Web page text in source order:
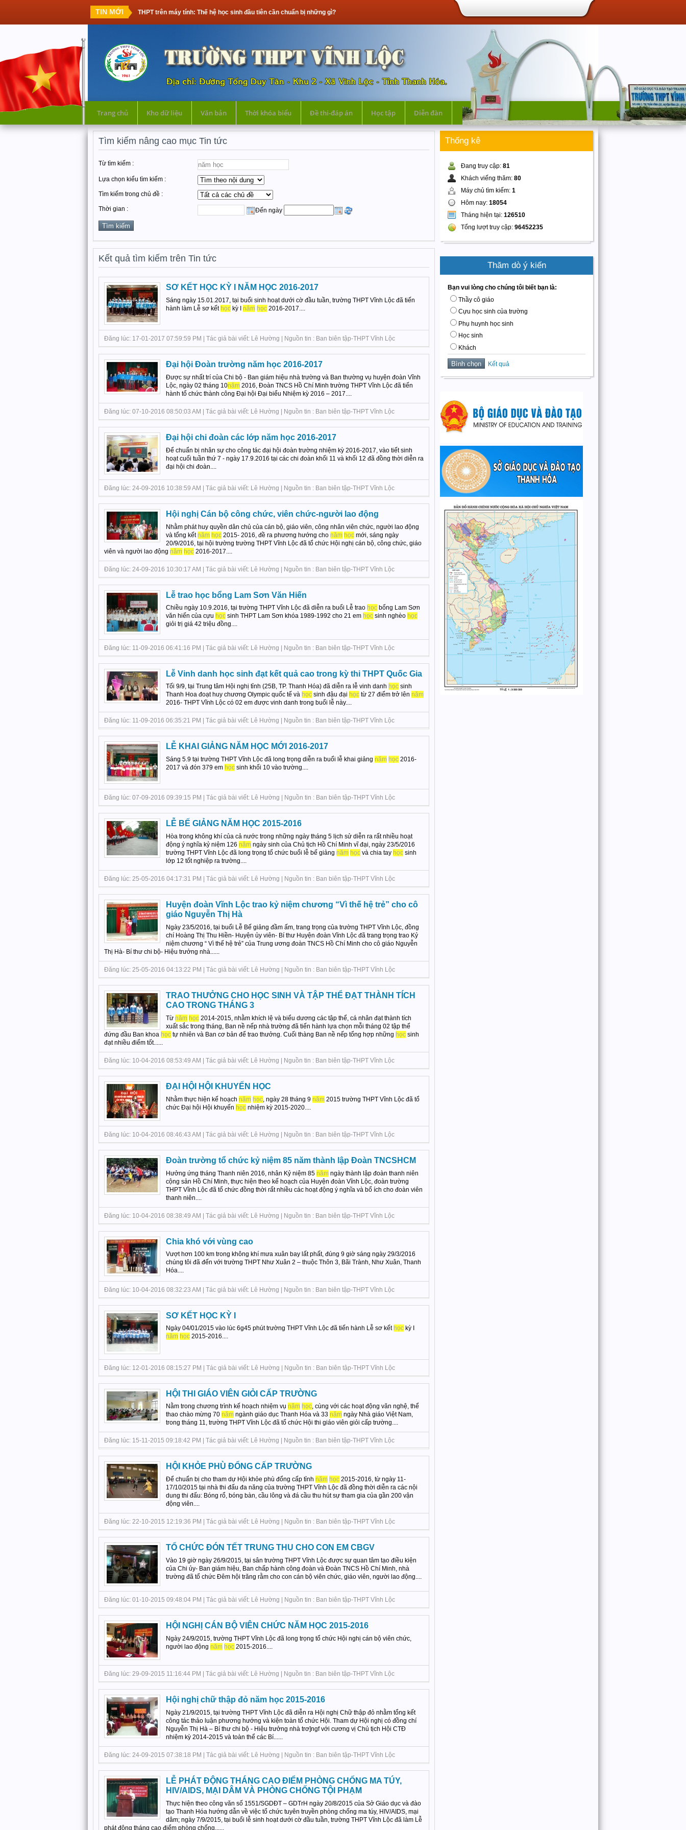
TIN MỚI
Thi tốt nghiệp THPT trên máy tính: Thế hệ học sinh đầu tiên cần chuẩn bị những gì?
Trang chủ Kho dữ liệu Văn bản Thời khóa biểu Đề thi-đáp án Học tập Diễn đàn
Tìm kiếm nâng cao mục Tin tức
Từ tìm kiếm :
Lựa chọn kiểu tìm kiếm :
Tìm kiếm trong chủ đề :
Thời gian : Đến ngày
Kết quả tìm kiếm trên Tin tức
SƠ KẾT HỌC KỲ I NĂM HỌC 2016-2017
Sáng ngày 15.01.2017, tại buổi sinh hoạt dưới cờ đầu tuần, trường THPT Vĩnh Lộc đã tiến
hành làm Lễ sơ kết họckỳ I năm học2016-2017....
Đăng lúc: 17-01-2017 07:59:59 PM | Tác giả bài viết: Lê Hường | Nguồn tin : Ban biên tập-THPT Vĩnh Lộc
Đại hội Đoàn trường năm học 2016-2017
Được sự nhất trí của Chi bộ - Ban giám hiệu nhà trường và Ban thường vụ huyện đoàn Vĩnh
Lộc, ngày 02 tháng 10năm 2016, Đoàn TNCS Hồ Chí Minh trường THPT Vĩnh Lộc đã tiến
hành tổ chức thành công Đại hội Đại biểu Nhiệm kỳ 2016 – 2017....
Đăng lúc: 07-10-2016 08:50:03 AM | Tác giả bài viết: Lê Hường | Nguồn tin : Ban biên tập-THPT Vĩnh Lộc
Đại hội chi đoàn các lớp năm học 2016-2017
Để chuẩn bị nhân sự cho công tác đại hội đoàn trường nhiệm kỳ 2016-2017, vào tiết sinh
hoạt cuối tuần thứ 7 - ngày 17.9.2016 tại các chi đoàn khối 11 và khối 12 đã đồng thời diễn ra
đại hội chi đoàn....
Đăng lúc: 24-09-2016 10:38:59 AM | Tác giả bài viết: Lê Hường | Nguồn tin : Ban biên tập-THPT Vĩnh Lộc
Hội nghị Cán bộ công chức, viên chức-người lao động
Nhằm phát huy quyền dân chủ của cán bộ, giáo viên, công nhân viên chức, người lao động
và tổng kết năm học2015- 2016, đề ra phương hướng cho năm họcmới, sáng ngày
20/9/2016, tại hội trường trường THPT Vĩnh Lộc đã tổ chức Hội nghị cán bộ, công chức, giáo
viên và người lao động năm học 2016-2017....
Đăng lúc: 24-09-2016 10:30:17 AM | Tác giả bài viết: Lê Hường | Nguồn tin : Ban biên tập-THPT Vĩnh Lộc
Lễ trao học bổng Lam Sơn Văn Hiến
Chiều ngày 10.9.2016, tại trường THPT Vĩnh Lộc đã diễn ra buổi Lễ trao họcbổng Lam Sơn
văn hiến của cựu họcsinh THPT Lam Sơn khóa 1989-1992 cho 21 em họcsinh nghèo học
giỏi trị giá 42 triệu đồng....
Đăng lúc: 11-09-2016 06:41:16 PM | Tác giả bài viết: Lê Hường | Nguồn tin : Ban biên tập-THPT Vĩnh Lộc
Lễ Vinh danh học sinh đạt kết quả cao trong kỳ thi THPT Quốc Gia
Tối 9/9, tại Trung tâm Hội nghị tỉnh (25B, TP. Thanh Hóa) đã diễn ra lễ vinh danh họcsinh
Thanh Hoa đoạt huy chương Olympic quốc tế và họcsinh đậu đại họctừ 27 điểm trở lên năm
2016- THPT Vĩnh Lộc có 02 em được vinh danh trong buổi lễ này....
Đăng lúc: 11-09-2016 06:35:21 PM | Tác giả bài viết: Lê Hường | Nguồn tin : Ban biên tập-THPT Vĩnh Lộc
LỄ KHAI GIẢNG NĂM HỌC MỚI 2016-2017
Sáng 5.9 tại trường THPT Vĩnh Lộc đã long trọng diễn ra buổi lễ khai giảng năm học2016-
2017 và đón 379 em họcsinh khối 10 vào trường....
Đăng lúc: 07-09-2016 09:39:15 PM | Tác giả bài viết: Lê Hường | Nguồn tin : Ban biên tập-THPT Vĩnh Lộc
LỄ BẾ GIẢNG NĂM HỌC 2015-2016
Hòa trong không khí của cả nước trong những ngày tháng 5 lịch sử diễn ra rất nhiều hoạt
động ý nghĩa kỷ niệm 126 năm ngày sinh của Chủ tịch Hồ Chí Minh vĩ đại, ngày 23/5/2016
trường THPT Vĩnh Lộc đã long trọng tổ chức buổi lễ bế giảng năm họcvà chia tay họcsinh
lớp 12 tốt nghiệp ra trường....
Đăng lúc: 25-05-2016 04:17:31 PM | Tác giả bài viết: Lê Hường | Nguồn tin : Ban biên tập-THPT Vĩnh Lộc
Huyện đoàn Vĩnh Lộc trao kỷ niệm chương “Vì thế hệ trẻ” cho cô
giáo Nguyễn Thị Hà
Ngày 23/5/2016, tại buổi Lễ Bế giảng đầm ấm, trang trọng của trường THPT Vĩnh Lộc, đồng
chí Hoàng Thị Thu Hiền- Huyện ủy viên- Bí thư Huyện đoàn Vĩnh Lộc đã trang trọng trao Kỷ
niệm chương “ Vì thế hệ trẻ” của Trung ương đoàn TNCS Hồ Chí Minh cho cô giáo Nguyễn
Thị Hà- Bí thư chi bộ- Hiệu trưởng nhà......
Đăng lúc: 25-05-2016 04:13:22 PM | Tác giả bài viết: Lê Hường | Nguồn tin : Ban biên tập-THPT Vĩnh Lộc
TRAO THƯỞNG CHO HỌC SINH VÀ TẬP THỂ ĐẠT THÀNH TÍCH
CAO TRONG THÁNG 3
Từ năm học2014-2015, nhằm khích lệ và biểu dương các tập thể, cá nhân đạt thành tích
xuất sắc trong tháng, Ban nề nếp nhà trường đã tiến hành lựa chọn mỗi tháng 02 tập thể
đứng đầu Ban khoa học tự nhiên và Ban cơ bản để trao thưởng. Cuối thàng Ban nề nếp tổng hợp những học sinh
đạt nhiều điểm tốt......
Đăng lúc: 10-04-2016 08:53:49 AM | Tác giả bài viết: Lê Hường | Nguồn tin : Ban biên tập-THPT Vĩnh Lộc
ĐẠI HỘI HỘI KHUYẾN HỌC
Nhằm thực hiện kế hoạch năm học, ngày 28 tháng 9 năm 2015 trường THPT Vĩnh Lộc đã tổ
chức Đại hội Hội khuyến họcnhiệm kỳ 2015-2020....
Đăng lúc: 10-04-2016 08:46:43 AM | Tác giả bài viết: Lê Hường | Nguồn tin : Ban biên tập-THPT Vĩnh Lộc
Đoàn trường tổ chức kỷ niệm 85 năm thành lập Đoàn TNCSHCM
Hưởng ứng tháng Thanh niên 2016, nhân Kỷ niệm 85 năm ngày thành lập đoàn thanh niên
cộng sản Hồ Chí Minh, thực hiện theo kế hoạch của Huyện đoàn Vĩnh Lộc, đoàn trường
THPT Vĩnh Lộc đã tổ chức đồng thời rất nhiều các hoạt động ý nghĩa và bổ ích cho đoàn viên
thanh niên....
Đăng lúc: 10-04-2016 08:38:49 AM | Tác giả bài viết: Lê Hường | Nguồn tin : Ban biên tập-THPT Vĩnh Lộc
Chia khó với vùng cao
Vượt hơn 100 km trong không khí mưa xuân bay lất phất, đúng 9 giờ sáng ngày 29/3/2016
chúng tôi đã đến với trường THPT Như Xuân 2 – thuộc Thôn 3, Bãi Trành, Như Xuân, Thanh
Hóa....
Đăng lúc: 10-04-2016 08:32:23 AM | Tác giả bài viết: Lê Hường | Nguồn tin : Ban biên tập-THPT Vĩnh Lộc
SƠ KẾT HỌC KỲ I
Ngày 04/01/2015 vào lúc 6g45 phút trường THPT Vĩnh Lộc đã tiến hành Lễ sơ kết họckỳ I
năm học2015-2016....
Đăng lúc: 12-01-2016 08:15:27 PM | Tác giả bài viết: Lê Hường | Nguồn tin : Ban biên tập-THPT Vĩnh Lộc
HỘI THI GIÁO VIÊN GIỎI CẤP TRƯỜNG
Nằm trong chương trình kế hoạch nhiệm vụ năm học, cùng với các hoạt động văn nghệ, thể
thao chào mừng 70 năm ngành giáo dục Thanh Hóa và 33 năm ngày Nhà giáo Việt Nam,
trong tháng 11, trường THPT Vĩnh Lộc đã tổ chức Hội thi giáo viên giỏi cấp trường....
Đăng lúc: 15-11-2015 09:18:42 PM | Tác giả bài viết: Lê Hường | Nguồn tin : Ban biên tập-THPT Vĩnh Lộc
HỘI KHỎE PHÙ ĐỔNG CẤP TRƯỜNG
Để chuẩn bị cho tham dự Hội khỏe phù đổng cấp tỉnh năm học2015-2016, từ ngày 11-
17/10/2015 tại nhà thi đấu đa năng của trường THPT Vĩnh Lộc đã đồng thời diễn ra các nội
dung thi đấu: Bóng rổ, bóng bàn, cầu lông và đá cầu thu hút sự tham gia của gần 200 vận
động viên....
Đăng lúc: 22-10-2015 12:19:36 PM | Tác giả bài viết: Lê Hường | Nguồn tin : Ban biên tập-THPT Vĩnh Lộc
TỔ CHỨC ĐÓN TẾT TRUNG THU CHO CON EM CBGV
Vào 19 giờ ngày 26/9/2015, tại sân trường THPT Vĩnh Lộc được sự quan tâm tạo điều kiện
của Chi ủy- Ban giám hiệu, Ban chấp hành công đoàn và Đoàn TNCS Hồ Chí Minh, nhà
trường đã tổ chức Đêm hội trăng rằm cho con cán bộ viên chức, giáo viên, người lao động....
Đăng lúc: 01-10-2015 09:48:04 PM | Tác giả bài viết: Lê Hường | Nguồn tin : Ban biên tập-THPT Vĩnh Lộc
HỘI NGHỊ CÁN BỘ VIÊN CHỨC NĂM HỌC 2015-2016
Ngày 24/9/2015, trường THPT Vĩnh Lộc đã long trọng tổ chức Hội nghị cán bộ viên chức,
người lao động năm học2015-2016....
Đăng lúc: 29-09-2015 11:16:44 PM | Tác giả bài viết: Lê Hường | Nguồn tin : Ban biên tập-THPT Vĩnh Lộc
Hội nghị chữ thập đỏ năm học 2015-2016
Ngày 21/9/2015, tại trường THPT Vĩnh Lộc đã diễn ra Hội nghị Chữ thập đỏ nhằm tổng kết
công tác thảo luận phương hướng và kiện toàn tổ chức Hội. Tham dự Hội nghị có đồng chí
Nguyễn Thị Hà – Bí thư chi bộ - Hiệu trưởng nhà trơ]ngf với cương vị Chủ tịch Hội CTĐ
nhiệm kỳ 2014-2015 và toàn thể các Bí......
Đăng lúc: 24-09-2015 07:38:18 PM | Tác giả bài viết: Lê Hường | Nguồn tin : Ban biên tập-THPT Vĩnh Lộc
LỄ PHÁT ĐỘNG THÁNG CAO ĐIỂM PHÒNG CHỐNG MA TÚY,
HIV/AIDS, MẠI DÂM VÀ PHÒNG CHỐNG TỘI PHẠM
Thực hiện theo công văn số 1551/SGDĐT – GDTrH ngày 20/8/2015 của Sở Giáo dục và đào
tạo Thanh Hóa hướng dẫn về việc tổ chức tuyên truyền phòng chống ma túy, HIV/AIDS, mại
dâm; ngày 7/9/2015, tại buổi lễ sinh hoạt dưới cờ đầu tuần, trường THPT Vĩnh Lộc đã làm Lễ
phát động tháng cao điểm phòng chống......
Thống kê
Đang truy cập: 81
Khách viếng thăm: 80
Máy chủ tìm kiếm: 1
Hôm nay: 18054
Tháng hiện tại: 126510
Tổng lượt truy cập: 96452235
Thăm dò ý kiến
Bạn vui lòng cho chúng tôi biết bạn là:
Thầy cô giáo
Cựu học sinh của trường
Phụ huynh học sinh
Học sinh
Khách
Kết quả